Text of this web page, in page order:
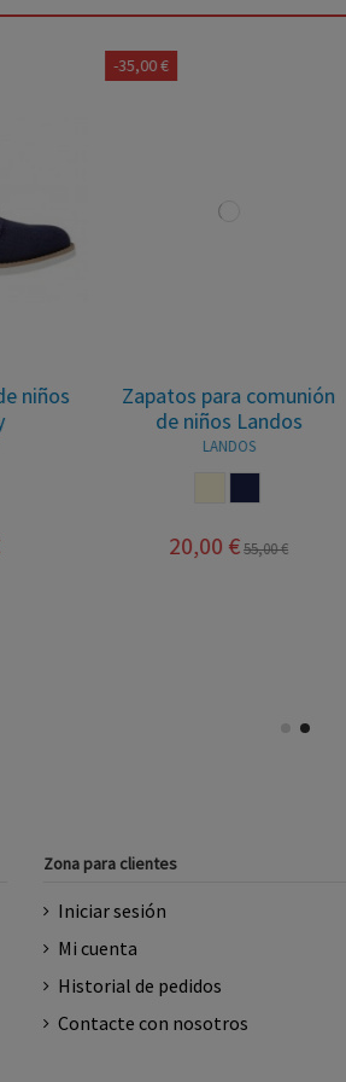
Zapatos para comunión
de niños Landos
20,00 €55,00 €
Zona para clientes
Iniciar sesión
Mi cuenta
Historial de pedidos
Contacte con nosotros